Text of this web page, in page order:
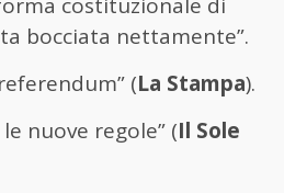
costituzionale di
bocciata nettamente”.
(La Stampa).
nuove regole” (Il Sole